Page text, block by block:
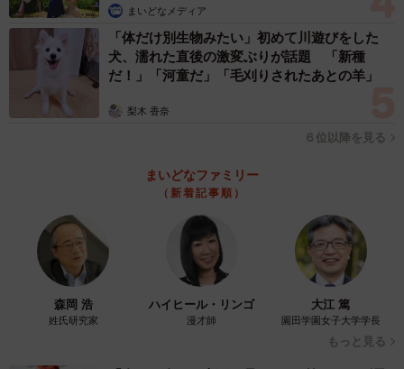
まいどなメディア
「体だけ別生物みたい」初めて川遊びをした
犬、濡れた直後の激変ぶりが話題 「新種
だ！」「河童だ」「毛刈りされたあとの羊」
梨木 香奈
６位以降を見る
まいどなファミリー
（新着記事順）
森岡 浩
姓氏研究家
ハイヒール・リンゴ
漫才師
大江 篤
園田学園女子大学学長
もっと見る